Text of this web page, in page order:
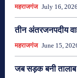
महराजगंज July 16, 2026
तीन अंतरजनपदीय
महराजगंज June 15,
जब सड़क बनी तालाब